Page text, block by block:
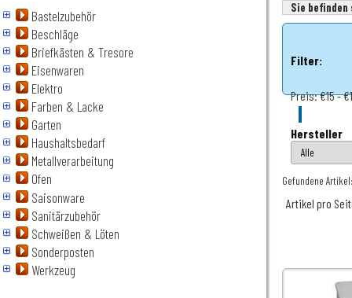
Bastelzubehör
Beschläge
Briefkästen & Tresore
Eisenwaren
Elektro
Farben & Lacke
Garten
Haushaltsbedarf
Metallverarbeitung
Ofen
Saisonware
Sanitärzubehör
Schweißen & Löten
Sonderposten
Werkzeug
Sie
Filter:
Preis:€15 -
Hersteller
Gefundene
Artikel pro